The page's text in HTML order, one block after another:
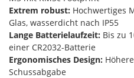
Extrem robust: Hochwertiges
Glas, wasserdicht nach IP55
Lange Batterielaufzeit: Bis zu
einer CR2032-Batterie
Ergonomisches Design:
Schussabgabe